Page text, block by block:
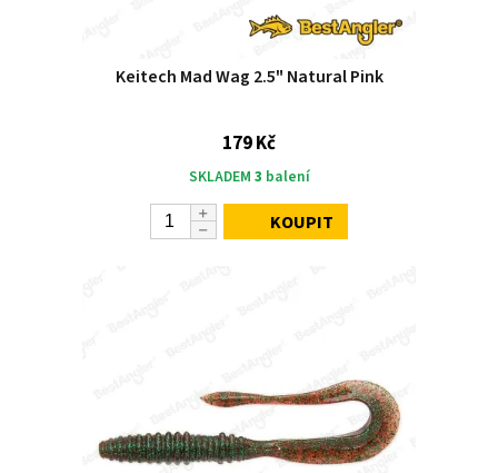
Keitech Mad Wag 2.5" Natural Pink
179 Kč
SKLADEM 3 balení
KOUPIT